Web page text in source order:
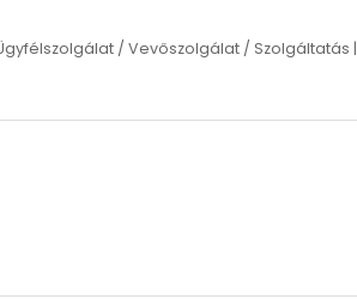
/ Vevőszolgálat / Szolgáltatás |